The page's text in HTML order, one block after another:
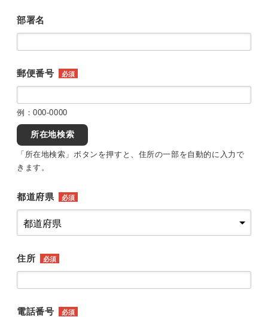
部署名
郵便番号 必須
例：000-0000
所在地検索
「所在地検索」ボタンを押すと、住所の一部を自動的に入力で
きます。
都道府県 必須
住所 必須
電話番号 必須